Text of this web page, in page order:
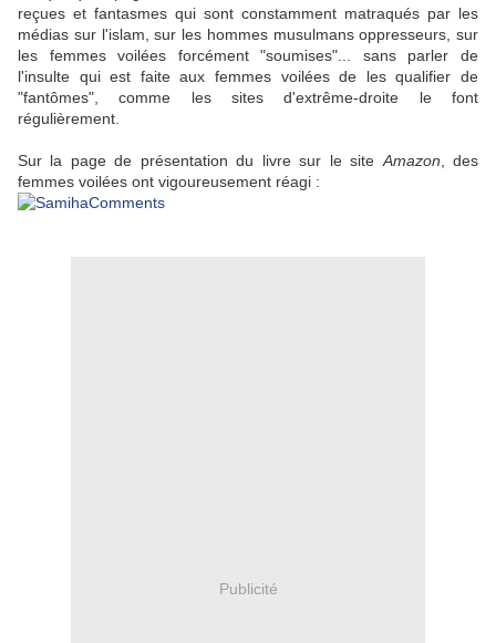
reçues et fantasmes qui sont constamment matraqués par les
médias sur l'islam, sur les hommes musulmans oppresseurs, sur
les femmes voilées forcément "soumises"... sans parler de
l'insulte qui est faite aux femmes voilées de les qualifier de
"fantômes", comme les sites d'extrême-droite le font
régulièrement.
Sur la page de présentation du livre sur le site Amazon , des
femmes voilées ont vigoureusement réagi :
Publicité